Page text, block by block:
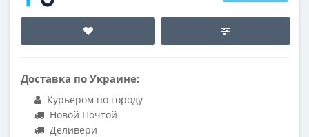
Доставка по Украине:
Курьером по городу
Новой Почтой
Деливери